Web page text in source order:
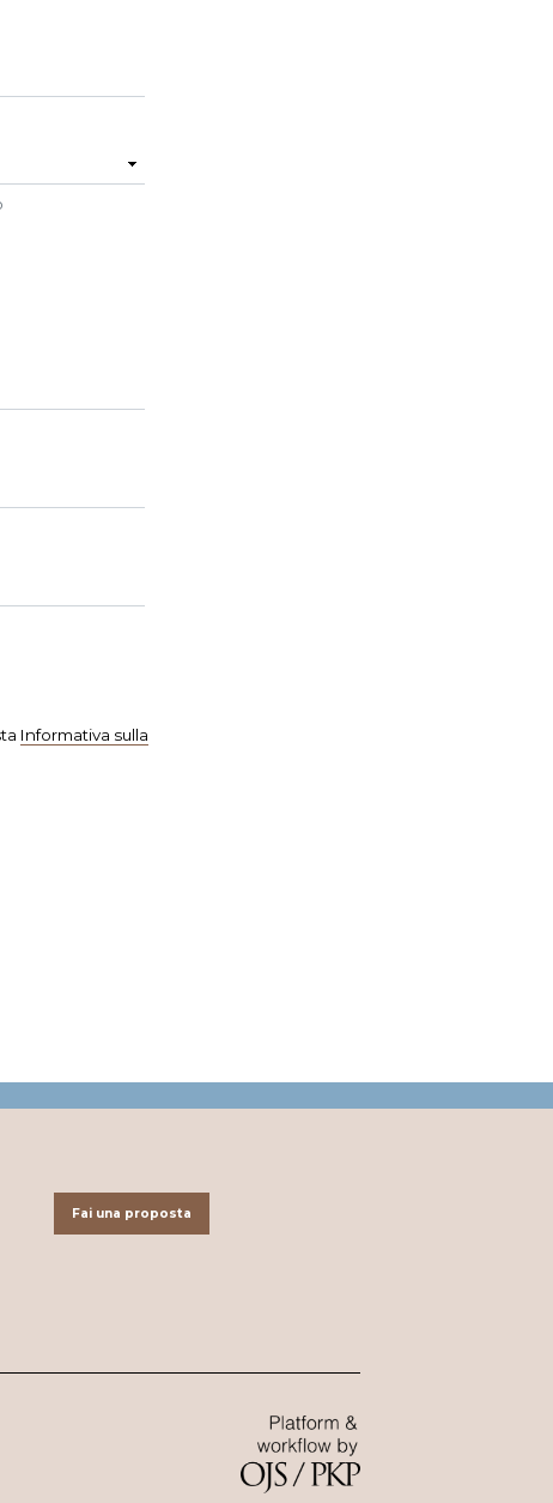
Informativa sulla
Fai una proposta